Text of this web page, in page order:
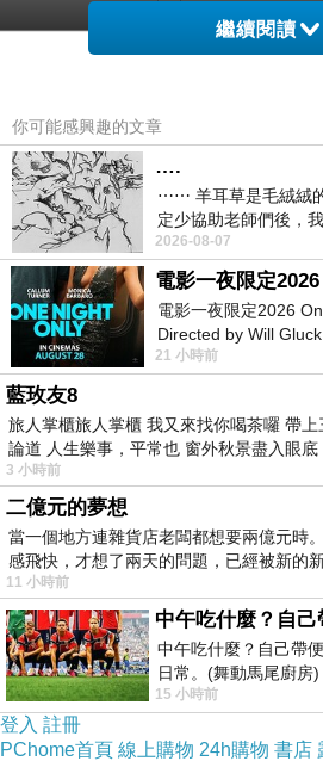
『 婚逃賣卵蛋 』? 『 兵能接麥卵屁 』
原來是台語的 『 菸頭不要亂丟 』 ，
繼續閱讀
你可能感興趣的文章
….
⋯⋯ 羊耳草是毛絨絨
定少協助老師們後，
不是我的工作啊。 真
2026-08-07
電影一夜限定2026
Directed by Will
Starring Monica
21 小時前
藍玫友8
旅人掌櫃旅人掌櫃 我又來找你喝茶囉 帶
論道 人生樂事，平常也 窗外秋景盡入眼
3 小時前
二億元的夢想
當一個地方連雜貨店老闆都想要兩億元時
感飛快，才想了兩天的問題，已經被新的
11 小時前
中午吃什麼？自己帶
日常。(舞動馬尾廚房
當？麵？還是炒飯？
15 小時前
登入 註冊
PChome首頁 線上購物 24h購物 書店